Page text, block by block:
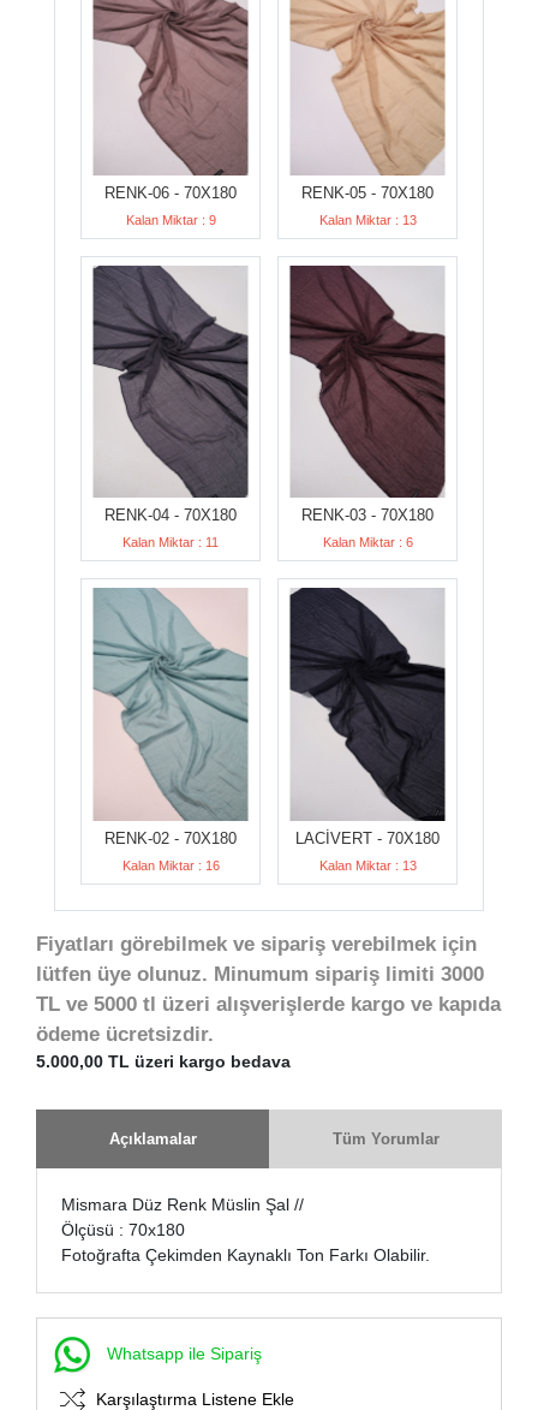
RENK-06 - 70X180
Kalan Miktar : 9
RENK-05 - 70X180
Kalan Miktar : 13
RENK-04 - 70X180
Kalan Miktar : 11
RENK-03 - 70X180
Kalan Miktar : 6
RENK-02 - 70X180
Kalan Miktar : 16
LACİVERT - 70X180
Kalan Miktar : 13
Fiyatları görebilmek ve sipariş verebilmek için
lütfen üye olunuz. Minumum sipariş limiti 3000
TL ve 5000 tl üzeri alışverişlerde kargo ve kapıda
ödeme ücretsizdir.
5.000,00 TL üzeri kargo bedava
Açıklamalar Tüm Yorumlar
Mismara Düz Renk Müslin Şal //
Ölçüsü : 70x180
Fotoğrafta Çekimden Kaynaklı Ton Farkı Olabilir.
Whatsapp ile Sipariş
Karşılaştırma Listene Ekle